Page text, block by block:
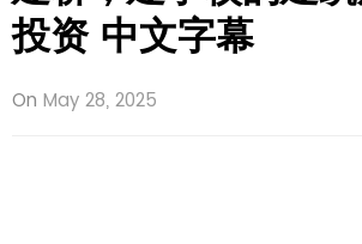
投资 中文字幕
On May 28, 2025